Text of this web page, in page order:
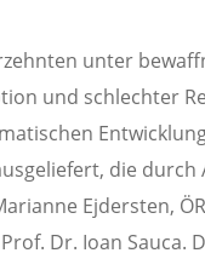
unter
und schlechter
die durch
Ejdersten,
Dr. Ioan Sauca.